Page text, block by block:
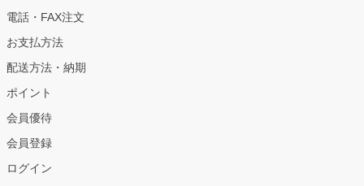
電話・FAX注文
お支払方法
配送方法・納期
ポイント
会員優待
会員登録
ログイン